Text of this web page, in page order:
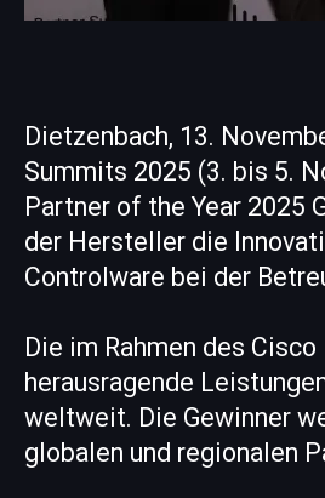
Dietzenbach, 13.
Summits 2025 (3. bis 5.
Partner of the Year 2025
der Hersteller die
Controlware bei der
Die im Rahmen des
herausragende
weltweit. Die Gewinner
globalen und regionalen